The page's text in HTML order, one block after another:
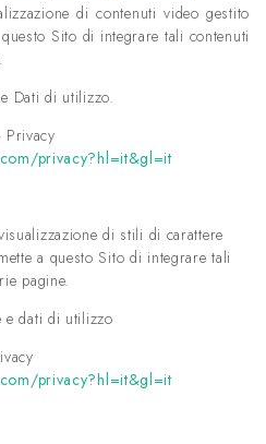
di contenuti video gestito
Sito di integrare tali contenuti
Dati di utilizzo.
privacy?hl=it&gl=it
di stili di carattere
a questo Sito di integrare tali
pagine.
dati di utilizzo
privacy?hl=it&gl=it